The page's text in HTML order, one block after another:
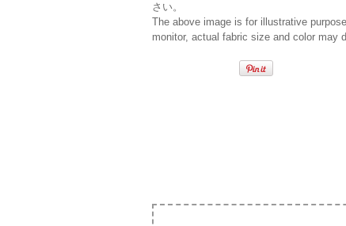
さい。
The above image is for illustrative
monitor, actual fabric size and color may